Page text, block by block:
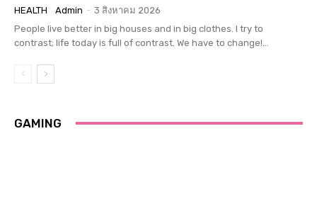
HEALTH Admin - 3 สิงหาคม 2026
People live better in big houses and in big clothes. I try to
contrast; life today is full of contrast. We have to change!...
GAMING